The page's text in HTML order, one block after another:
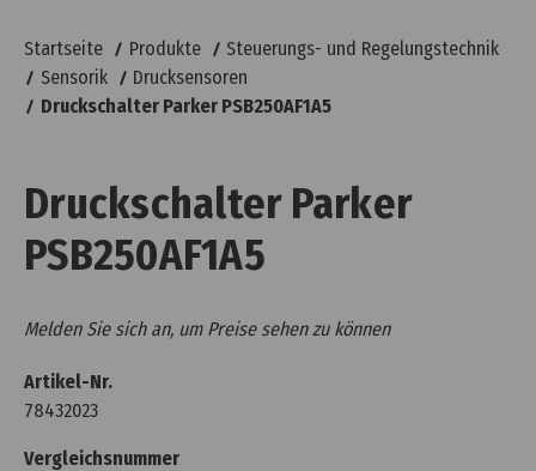
Startseite Produkte
Steuerungs- und Regelungstechnik
Sensorik
Drucksensoren
Druckschalter Parker PSB250AF1A5
Druckschalter Parker
PSB250AF1A5
Melden Sie sich an, um Preise sehen zu können
Artikel-Nr.
78432023
Vergleichsnummer